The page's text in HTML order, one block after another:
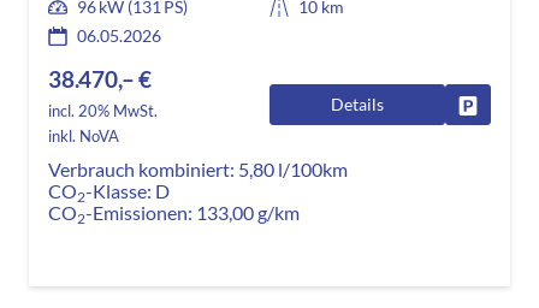
96 kW (131 PS)
10 km
06.05.2026
38.470,– €
incl. 20% MwSt.
inkl. NoVA
Details
Verbrauch kombiniert: 5,80 l/100km
CO2-Klasse: D
CO2-Emissionen: 133,00 g/km